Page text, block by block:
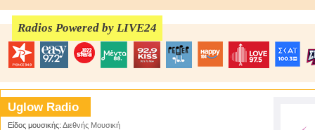
Radios Powered by LIVE24
Uglow Radio
Είδος μουσικής: Διεθνής Μουσική